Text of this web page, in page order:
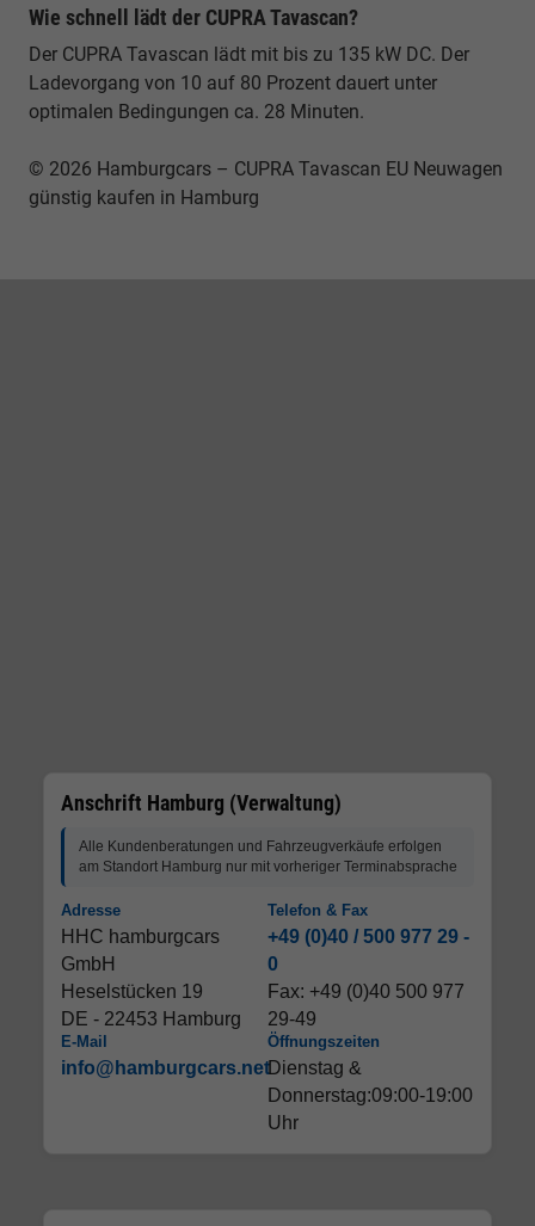
Wie schnell lädt der CUPRA Tavascan?
Der CUPRA Tavascan lädt mit bis zu 135 kW DC. Der
Ladevorgang von 10 auf 80 Prozent dauert unter
optimalen Bedingungen ca. 28 Minuten.
© 2026 Hamburgcars – CUPRA Tavascan EU Neuwagen
günstig kaufen in Hamburg
Anschrift Hamburg (Verwaltung)
Alle Kundenberatungen und Fahrzeugverkäufe erfolgen
am Standort Hamburg nur mit vorheriger Terminabsprache
Adresse
HHC hamburgcars
GmbH
Heselstücken 19
DE - 22453 Hamburg
Telefon & Fax
+49 (0)40 / 500 977 29 -
0
Fax: +49 (0)40 500 977
29-49
E-Mail
info@hamburgcars.net
Öffnungszeiten
Dienstag &
Donnerstag:09:00-19:00
Uhr